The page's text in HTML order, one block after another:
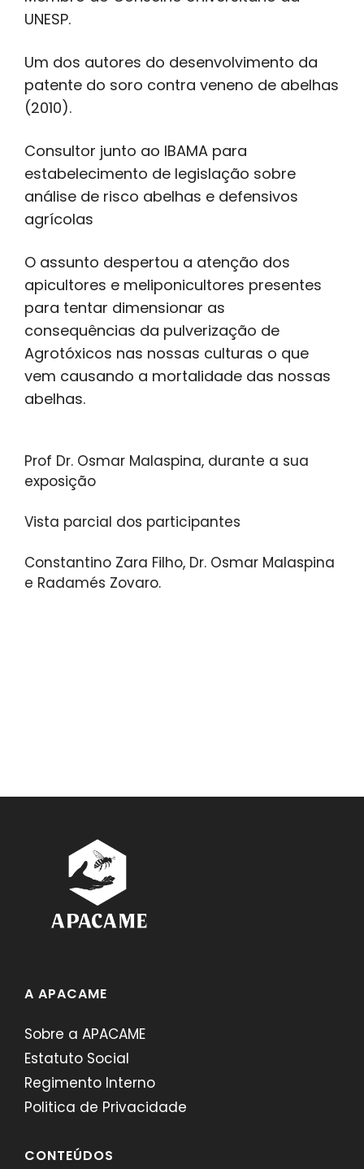
UNESP.
Um dos autores do desenvolvimento da
patente do soro contra veneno de abelhas
(2010).
Consultor junto ao IBAMA para
estabelecimento de legislação sobre
análise de risco abelhas e defensivos
agrícolas
O assunto despertou a atenção dos
apicultores e meliponicultores presentes
para tentar dimensionar as
consequências da pulverização de
Agrotóxicos nas nossas culturas o que
vem causando a mortalidade das nossas
abelhas.
Prof Dr. Osmar Malaspina, durante a sua
exposição
Vista parcial dos participantes
Constantino Zara Filho, Dr. Osmar Malaspina
e Radamés Zovaro.
A APACAME
Sobre a APACAME
Estatuto Social
Regimento Interno
Politica de Privacidade
CONTEÚDOS